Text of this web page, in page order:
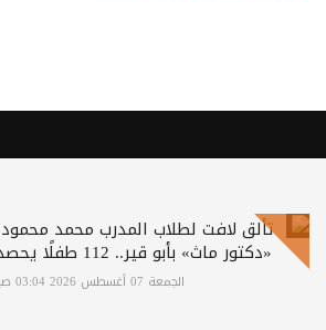
تألق لافت لطلاب المدرب محمد
«دكتور ماث» بأبو قير.. 112 طفلًا يحصدون المركز الأول
الجمعة 07 أغسطس 2026 03:04 صباحاً